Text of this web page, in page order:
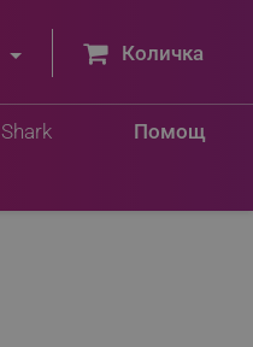
 Количка
Помощ
Shark